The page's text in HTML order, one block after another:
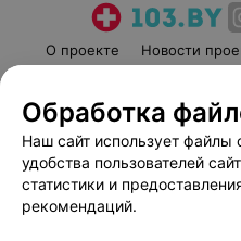
О проекте Новости
Пользовательское
Вакансии
Написать
Обработка
Наш сайт использует файлы
удобства пользователей
статистики и
рекомендаций.